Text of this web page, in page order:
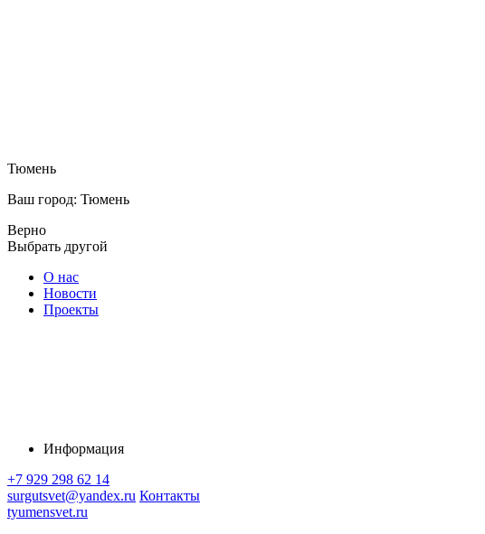
Тюмень
Ваш город: Тюмень
Верно
Выбрать другой
О нас
Новости
Проекты
Информация
+7 929 298 62 14
surgutsvet@yandex.ru Контакты
tyumensvet.ru